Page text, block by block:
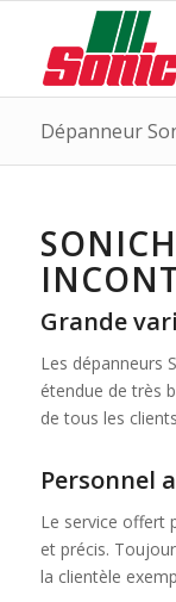
Dépanneur
Grande
Les dépanneurs
étendue de très
de tous les
Personnel
Le service offert
et précis.
la clientèle